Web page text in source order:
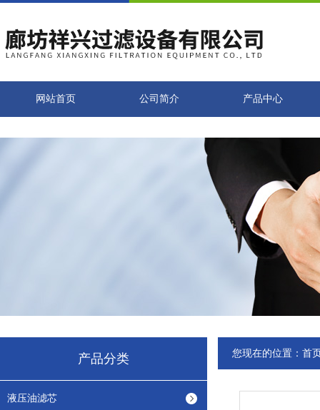
网站首页 公司简介 产品中心
产品分类
液压油滤芯
您现在的位置： 首